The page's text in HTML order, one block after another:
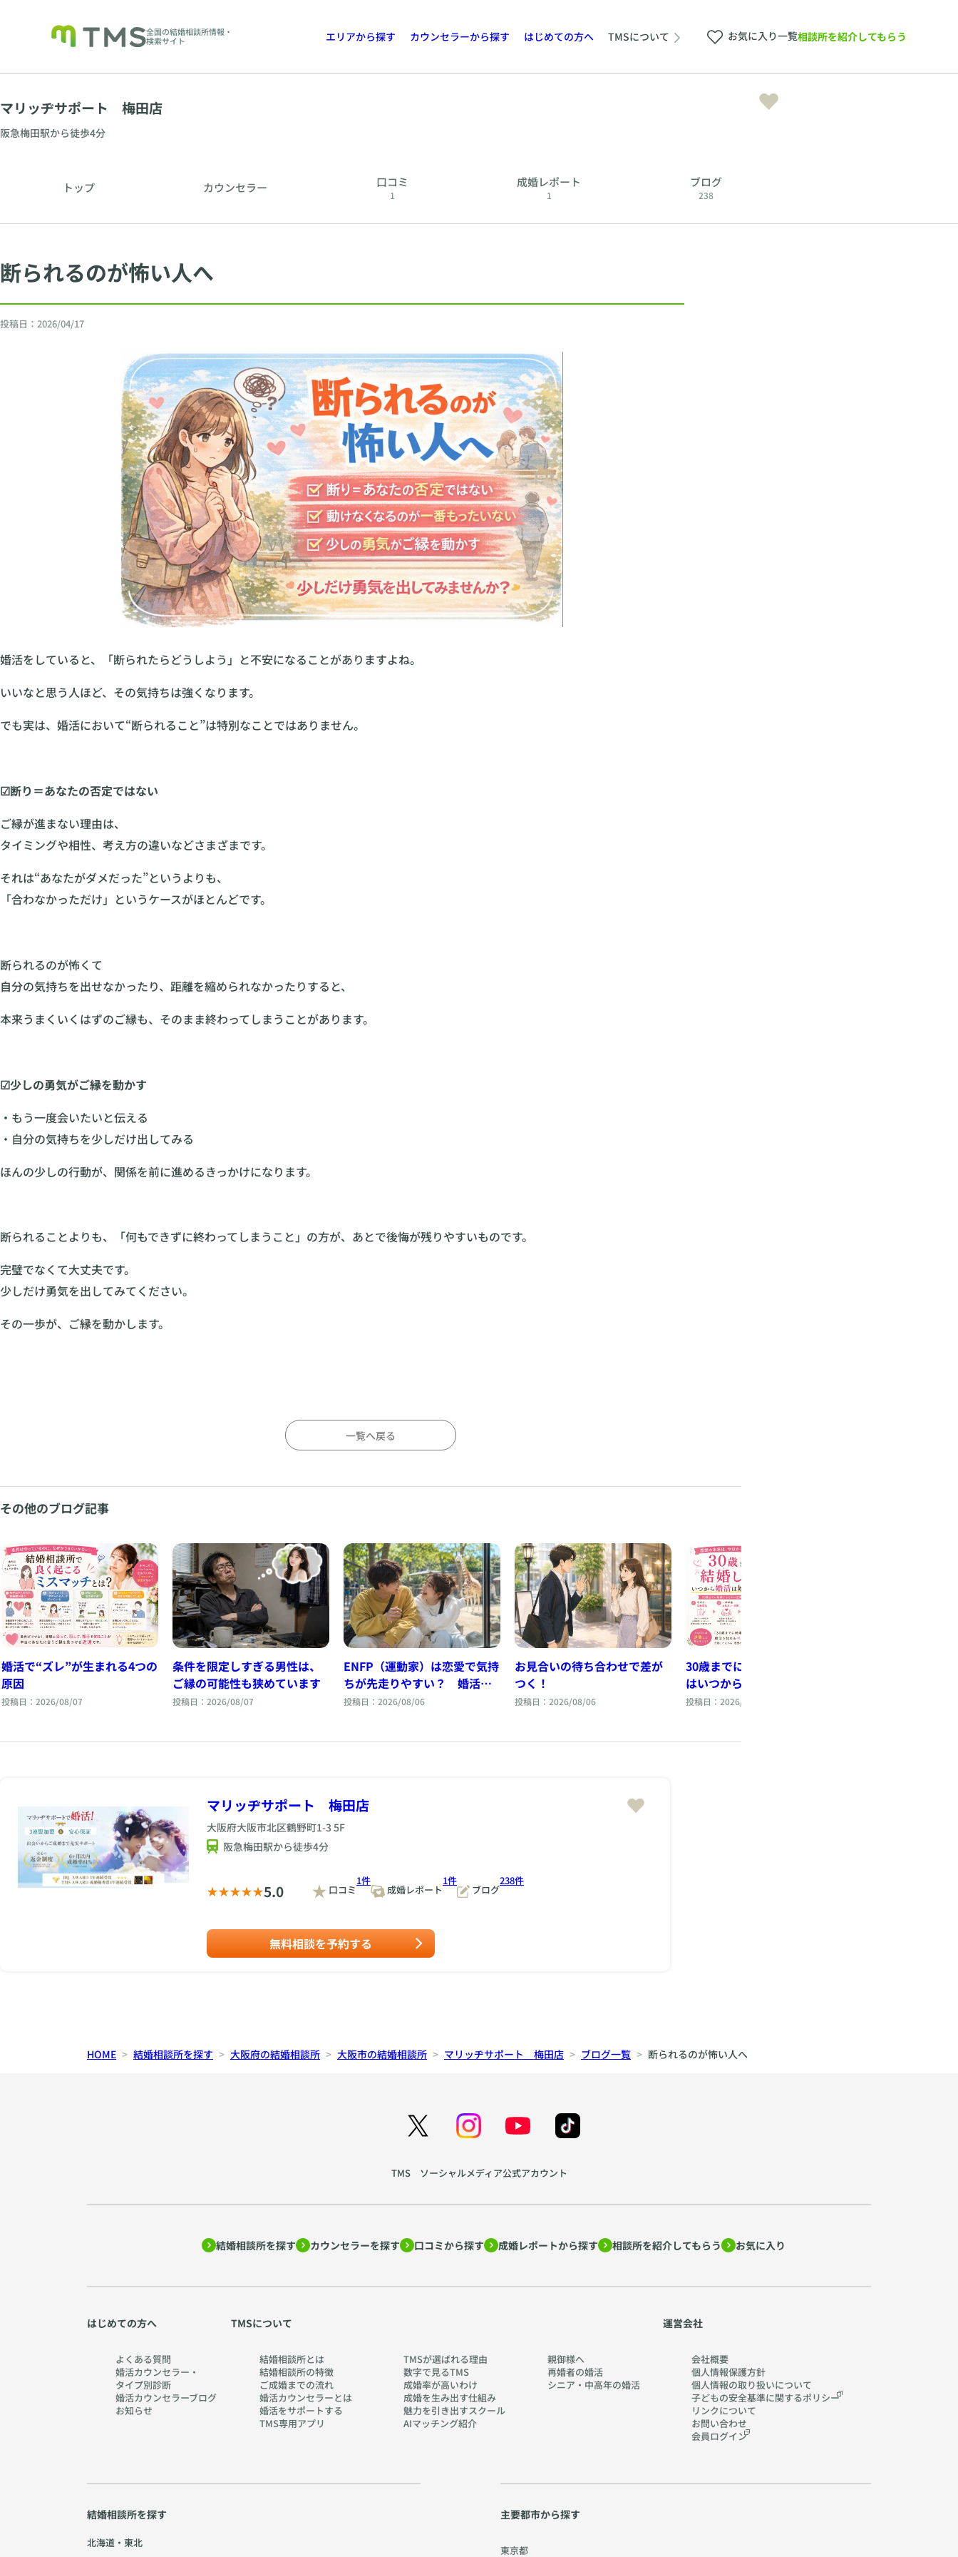
全国の結婚相談所情報・
検索サイト
エリアから探す カウンセラーから探す はじめての方へ TMSについて お気に入り一覧相談所を紹介してもらう
マリッヂサポート 梅田店
阪急梅田駅から徒歩4分
トップ カウンセラー 口コミ
1
成婚レポート
1
ブログ
238
断られるのが怖い人へ
投稿日： 2026/04/17
婚活をしていると、「断られたらどうしよう」と不安になることがありますよね。
いいなと思う人ほど、その気持ちは強くなります。
でも実は、婚活において“断られること”は特別なことではありません。
☑断り＝あなたの否定ではない
ご縁が進まない理由は、
タイミングや相性、考え方の違いなどさまざまです。
それは“あなたがダメだった”というよりも、
「合わなかっただけ」というケースがほとんどです。
断られるのが怖くて
自分の気持ちを出せなかったり、距離を縮められなかったりすると、
本来うまくいくはずのご縁も、そのまま終わってしまうことがあります。
☑少しの勇気がご縁を動かす
・もう一度会いたいと伝える
・自分の気持ちを少しだけ出してみる
ほんの少しの行動が、関係を前に進めるきっかけになります。
断られることよりも、「何もできずに終わってしまうこと」の方が、あとで後悔が残りやすいものです。
完璧でなくて大丈夫です。
少しだけ勇気を出してみてください。
その一歩が、ご縁を動かします。
一覧へ戻る
その他のブログ記事
婚活で“ズレ”が生まれる4つの
原因
投稿日：2026/08/07
条件を限定しすぎる男性は、
ご縁の可能性も狭めています
投稿日：2026/08/07
ENFP（運動家）は恋愛で気持
ちが先走りやすい？ 婚活で
見える恋愛傾向と相性
投稿日：2026/08/06
お見合いの待ち合わせで差が
つく！
投稿日：2026/08/06
30歳までに結婚したい！婚活
はいつから始めればいい？
投稿日：2026/08/04
マリッヂサポート 梅田店
大阪府大阪市北区鶴野町1-3 5F
阪急梅田駅から徒歩4分
5.0 口コミ
1件
成婚レポート
1件
ブログ
238件
無料相談を予約する
HOME 結婚相談所を探す 大阪府の結婚相談所 大阪市の結婚相談所 マリッヂサポート 梅田店 ブログ一覧 断られるのが怖い人へ
TMS ソーシャルメディア公式アカウント
結婚相談所を探す カウンセラーを探す 口コミから探す 成婚レポートから探す 相談所を紹介してもらう お気に入り
はじめての方へ
よくある質問
婚活カウンセラー・
タイプ別診断
婚活カウンセラーブログ
お知らせ
TMSについて
結婚相談所とは
結婚相談所の特徴
ご成婚までの流れ
婚活カウンセラーとは
婚活をサポートする
TMS専用アプリ
TMSが選ばれる理由
数字で見るTMS
成婚率が高いわけ
成婚を生み出す仕組み
魅力を引き出すスクール
AIマッチング紹介
親御様へ
再婚者の婚活
シニア・中高年の婚活
運営会社
会社概要
個人情報保護方針
個人情報の取り扱いについて
子どもの安全基準に関するポリシー
リンクについて
お問い合わせ
会員ログイン
結婚相談所を探す
北海道・東北
主要都市から探す
東京都